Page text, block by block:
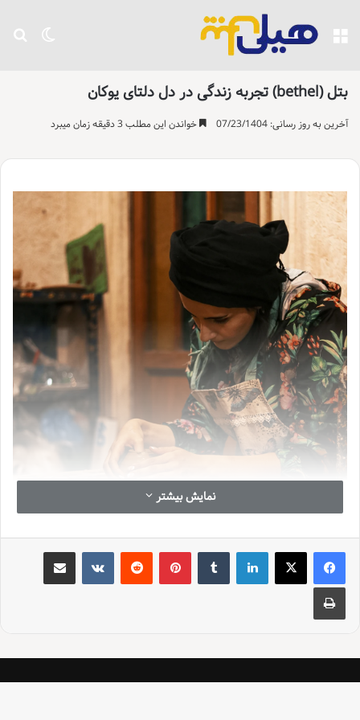
تغییر منو
بتل (bethel) تجربه زندگی در دل دلتای یوکان
آخرین به روز رسانی: 07/23/1404 خواندن این مطلب 3 دقیقه زمان میبرد
بتل (Bethel): تجربه زندگی در دل دلتای
یوکان
نمایش بیشتر
لینکدین ‫تامبلر ‫پین‌ترست‫رددیت ‫VKontakteاشتراک گذاری از طریق ایمیل
چاپ